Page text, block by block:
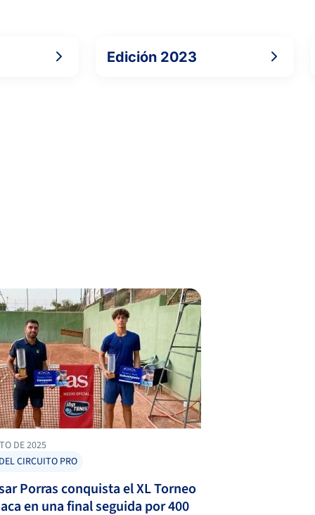
Edición 2023
DE 2025
CIRCUITO PRO
Porras conquista el XL Torneo
en una final seguida por 400